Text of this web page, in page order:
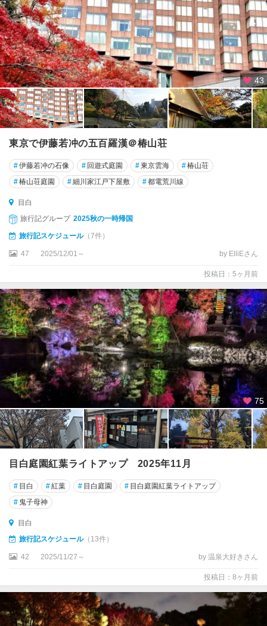
奥
多
摩
・
青
梅
・
あ
き
る
野
豆
諸
小
笠
諸
43
東京で伊藤若冲の五百羅漢＠椿山荘
#伊藤若冲の石像 # 回遊式庭園 #東京雲海 #椿山荘
#椿山荘庭園 #細川家江戸下屋敷 #都電荒川線
目白
旅行記グループ 2025秋の一時帰国
旅行記スケジュール（7件）
47 2025/12/01～ by ElliEさん
投稿日：5ヶ月前
75
目白庭園紅葉ライトアップ 2025年11月
# 目白 #紅葉 # 目白庭園 # 目白庭園紅葉ライトアップ
# 鬼子母神
目白
旅行記スケジュール（13件）
42 2025/11/27～ by 温泉大好きさん
投稿日：8ヶ月前